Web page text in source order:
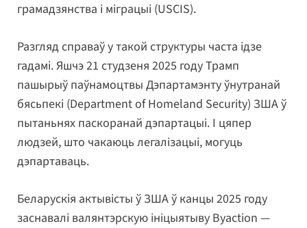
грамадзянства і міграцыі (USCIS).
Разгляд справаў у такой структуры часта ідзе
гадамі. Яшчэ 21 студзеня 2025 году Трамп
пашырыў паўнамоцтвы Дэпартамэнту ўнутранай
бясьпекі (Department of Homeland Security) ЗША ў
пытаньнях паскоранай дэпартацыі. І цяпер
людзей, што чакаюць легалізацыі, могуць
дэпартаваць.
Беларускія актывісты ў ЗША ў канцы 2025 году
заснавалі валянтэрскую ініцыятыву Byaction —